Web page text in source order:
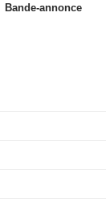
Bande-annonce